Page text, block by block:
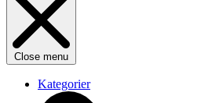
Close menu
Kategorier